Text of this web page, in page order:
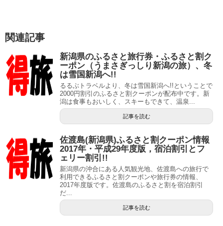
関連記事
新潟県のふるさと旅行券・ふるさと割ク
ーポン（うまさぎっしり新潟の旅）、冬
は雪国新潟へ!!
るるぶトラベルより、冬は雪国新潟へ!!ということで
2000円割引のふるさと割クーポンが配布中です。新
潟は食事もおいしく、スキーもできて、温泉...
記事を読む
佐渡島(新潟県)ふるさと割クーポン情報
2017年・平成29年度版，宿泊割引とフ
ェリー割引!!
新潟県の沖合にある人気観光地、佐渡島への旅行で
利用できるふるさと割クーポンや旅行券の情報、
2017年度版です。佐渡島のふるさと割を宿泊割引
だ...
記事を読む